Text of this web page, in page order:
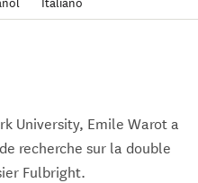
University, Emile Warot a
recherche sur la double
Fulbright.